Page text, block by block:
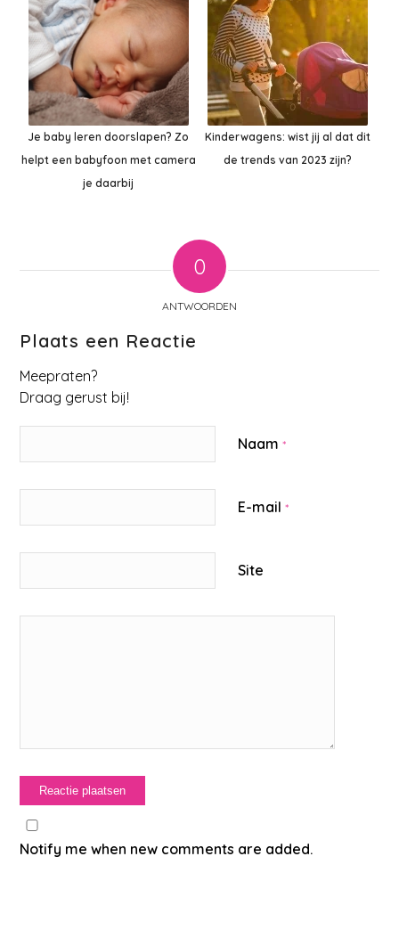
Je baby leren doorslapen? Zo
helpt een babyfoon met camera
je daarbij
Kinderwagens: wist jij al dat dit
de trends van 2023 zijn?
0
ANTWOORDEN
Plaats een Reactie
Meepraten?
Draag gerust bij!
Naam*
E-mail*
Site
Notify me when new comments are added.